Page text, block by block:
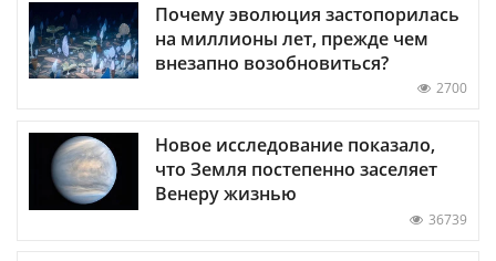
Почему эволюция застопорилась
на миллионы лет, прежде чем
внезапно возобновиться?
2700
Новое исследование показало,
что Земля постепенно заселяет
Венеру жизнью
36739